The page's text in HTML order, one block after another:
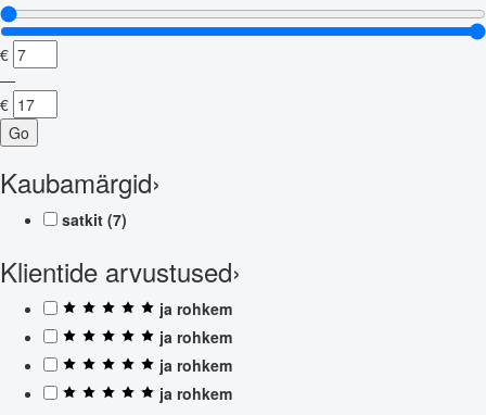
€
—
€
Go
Kaubamärgid›
satkit (7)
Klientide arvustused›
ja rohkem
ja rohkem
ja rohkem
ja rohkem